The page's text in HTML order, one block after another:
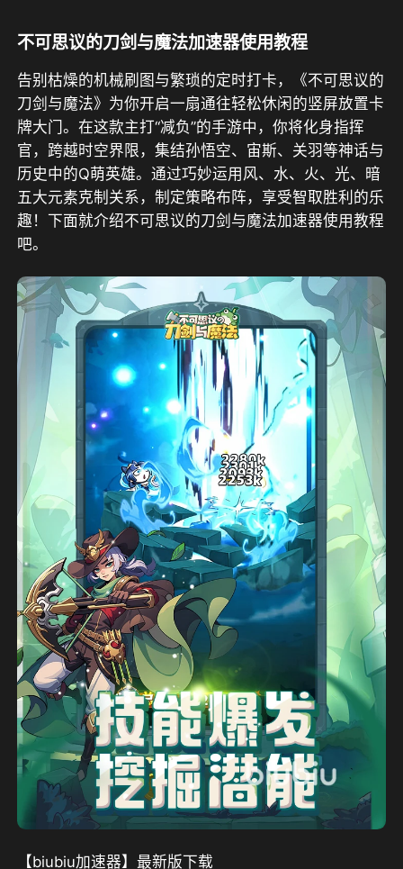
不可思议的刀剑与魔法加速器使用教程
告别枯燥的机械刷图与繁琐的定时打卡，《不可思议的
刀剑与魔法》为你开启一扇通往轻松休闲的竖屏放置卡
牌大门。在这款主打“减负”的手游中，你将化身指挥
官，跨越时空界限，集结孙悟空、宙斯、关羽等神话与
历史中的Q萌英雄。通过巧妙运用风、水、火、光、暗
五大元素克制关系，制定策略布阵，享受智取胜利的乐
趣 ！下面就介绍不可思议的刀剑与魔法加速器使用教程
吧。
【biubiu加速器】最新版下载